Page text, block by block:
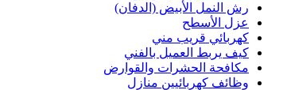
رش النمل الأبيض (الدفان)
عزل الأسطح
كهربائي قريب مني
كيف يربط العميل بالفني
مكافحة الحشرات والقوارض
وظائف كهربائيين منازل